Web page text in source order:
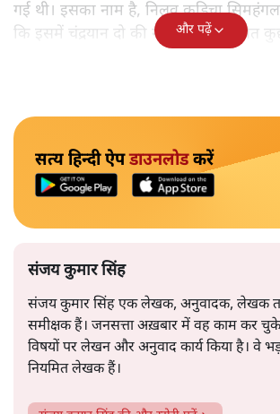
गई थी। इसका नाम है, निलवु कुडिचा
कि इसमें चंद्रयान दो की नाकामी से संबंधित
और पढ़ें
सत्य हिन्दी ऐपडाउनलोडकरें
संजय कुमार सिंह
संजय कुमार सिंह एक लेखक, अनुवादक, लेखक
समीक्षक हैं। जनसत्ता अख़बार में वह काम कर चुके
विषयों पर लेखन और अनुवाद कार्य किया है। वे
नियमित लेखक हैं।